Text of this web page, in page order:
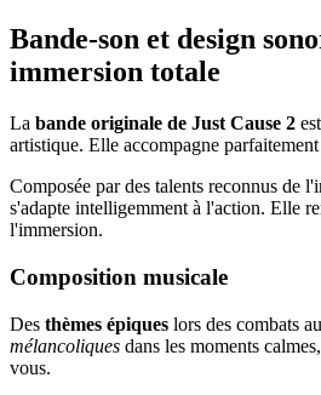
Bande-son et design
immersion totale
La bande originale de Just Cause 2
artistique. Elle accompagne
Composée par des talents reconnus de
s'adapte intelligemment à l'action. Elle
l'immersion.
Composition musicale
Des thèmes épiques lors des combats
mélancoliques dans les moments
vous.